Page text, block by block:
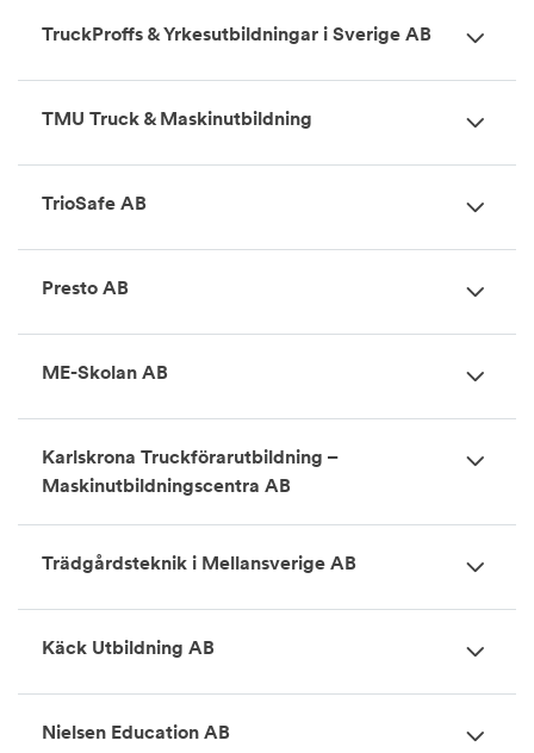
TruckProffs & Yrkesutbildningar i Sverige AB
TMU Truck & Maskinutbildning
TrioSafe AB
Presto AB
ME-Skolan AB
Karlskrona Truckförarutbildning –
Maskinutbildningscentra AB
Trädgårdsteknik i Mellansverige AB
Käck Utbildning AB
Nielsen Education AB